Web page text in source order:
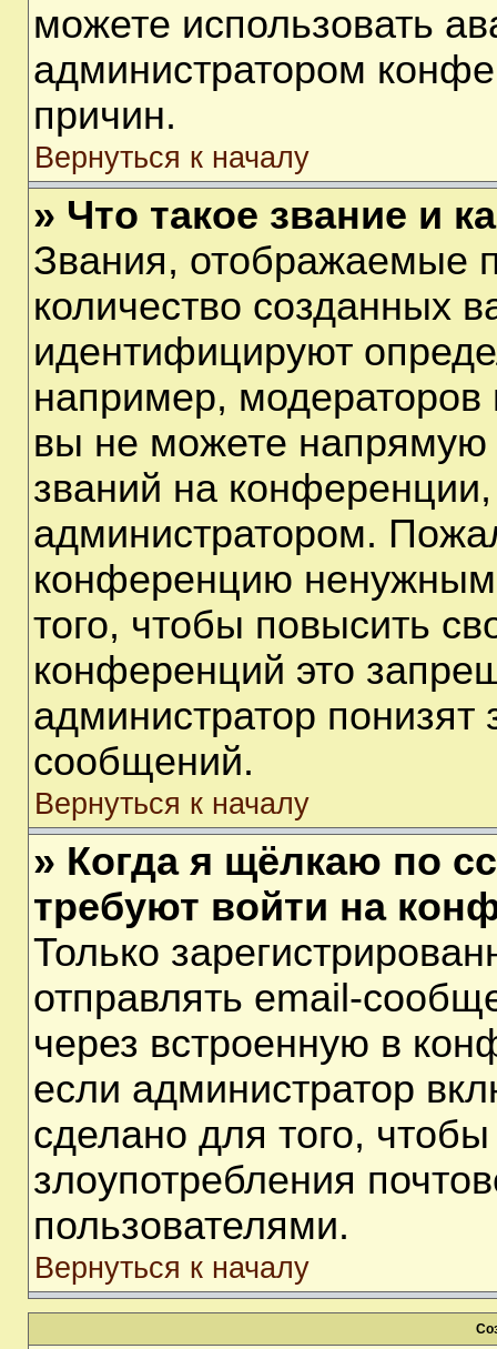
можете использовать
администратором
причин.
Вернуться к началу
» Что такое звание и
Звания, отображаемые
количество созданных
идентифицируют
например,
вы не можете напрямую
званий на
администратором.
конференцию
того, чтобы повысить
конференций это
администратор понизят
сообщений.
Вернуться к началу
» Когда я щёлкаю по
требуют войти на
Только
отправлять email-
через встроенную в
если администратор
сделано для того,
злоупотребления
пользователями.
Вернуться к началу